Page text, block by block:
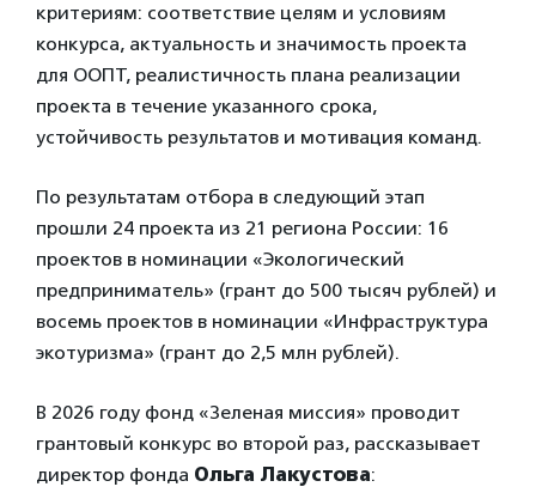
критериям: соответствие целям и условиям
конкурса, актуальность и значимость проекта
для ООПТ, реалистичность плана реализации
проекта в течение указанного срока,
устойчивость результатов и мотивация команд.
По результатам отбора в следующий этап
прошли 24 проекта из 21 региона России: 16
проектов в номинации «Экологический
предприниматель» (грант до 500 тысяч рублей) и
восемь проектов в номинации «Инфраструктура
экотуризма» (грант до 2,5 млн рублей).
В 2026 году фонд «Зеленая миссия» проводит
грантовый конкурс во второй раз, рассказывает
директор фонда Ольга Лакустова: